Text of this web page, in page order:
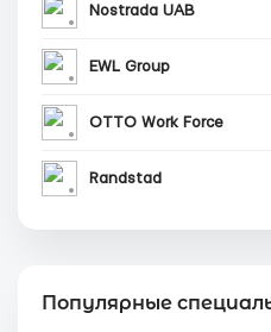
Nostrada UAB
EWL Group
OTTO Work Force
Randstad
Популярные